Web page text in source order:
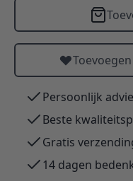
Persoonlijk
Beste
Gratis
14 dagen